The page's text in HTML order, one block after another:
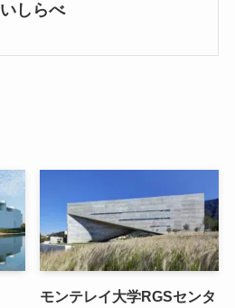
いしらべ
モンテレイ大学RGSセンタ